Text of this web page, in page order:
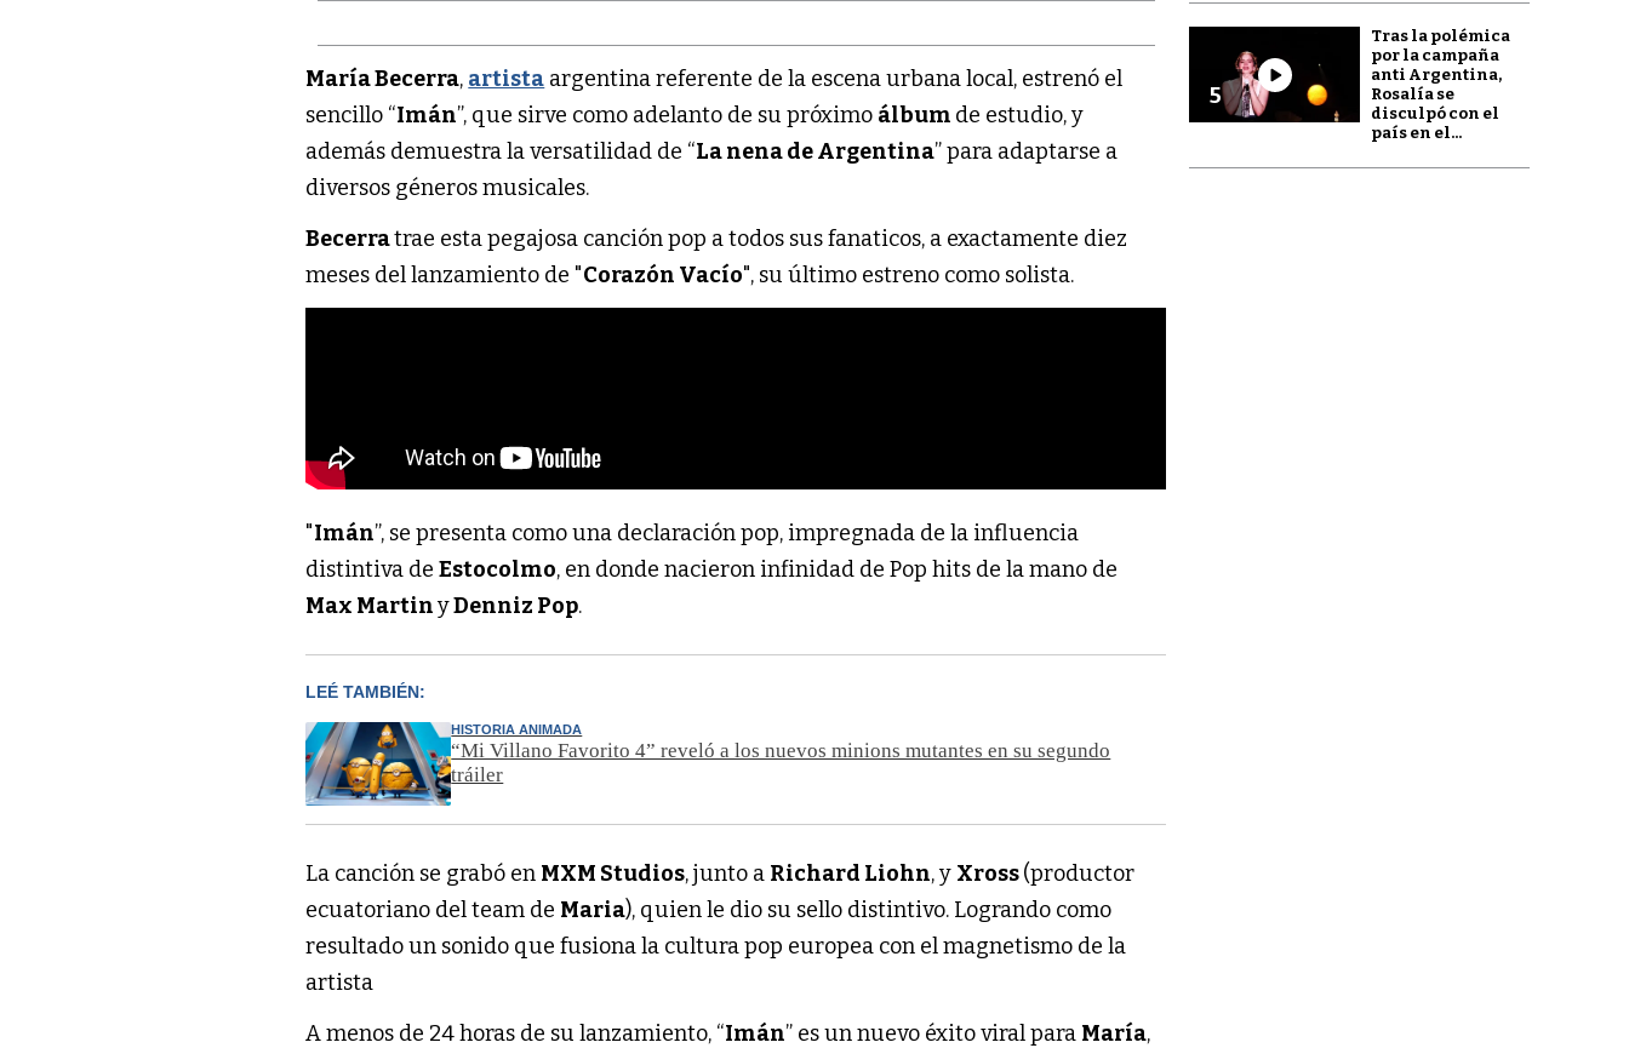
María Becerra, artista argentina referente de la escena urbana local, estrenó el
sencillo “Imán”, que sirve como adelanto de su próximo álbum de estudio, y
además demuestra la versatilidad de “La nena de Argentina” para adaptarse a
diversos géneros musicales.
Becerratrae esta pegajosa canción pop a todos sus fanaticos, a exactamente diez
meses del lanzamiento de "Corazón Vacío", su último estreno como solista.
"Imán”, se presenta como una declaración pop, impregnada de la influencia
distintiva deEstocolmo, en donde nacieron infinidad de Pop hits de la mano de
Max MartinyDenniz Pop.
LEÉ TAMBIÉN:
HISTORIA ANIMADA
“Mi Villano Favorito 4” reveló a los nuevos minions mutantes en su segundo
tráiler
La canción se grabó en MXM Studios, junto a Richard Liohn, y Xross(productor
ecuatoriano del team de Maria), quien le dio su sello distintivo. Logrando como
resultado un sonido que fusiona la cultura pop europea con el magnetismo de la
artista
A menos de 24 horas de su lanzamiento, “Imán” es un nuevo éxito viral para María,
5
Tras la polémica
por la campaña
anti Argentina,
Rosalía se
disculpó con el
país en el...